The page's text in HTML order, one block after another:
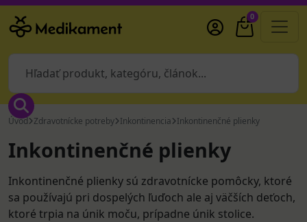
0
Úvod Zdravotnícke potreby Inkontinencia Inkontinenčné plienky
Inkontinenčné plienky
Inkontinenčné plienky sú zdravotnícke pomôcky, ktoré
sa používajú pri dospelých ľuďoch ale aj väčších deťoch,
ktoré trpia na únik moču, prípadne únik stolice.